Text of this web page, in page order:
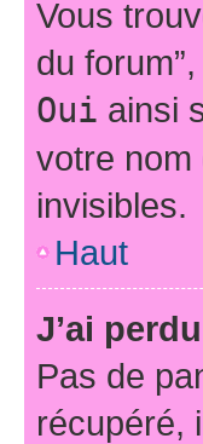
Vous
du forum”,
Oui ainsi
votre nom
invisibles.
Haut
J’ai
Pas de
récupéré,